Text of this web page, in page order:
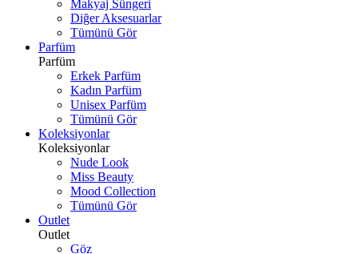
Makyaj Süngeri
Diğer Aksesuarlar
Tümünü Gör
Parfüm
Parfüm
Erkek Parfüm
Kadın Parfüm
Unisex Parfüm
Tümünü Gör
Koleksiyonlar
Koleksiyonlar
Nude Look
Miss Beauty
Mood Collection
Tümünü Gör
Outlet
Outlet
Göz